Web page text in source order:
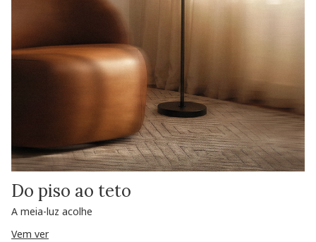
Do piso ao teto
A meia-luz acolhe
Vem ver